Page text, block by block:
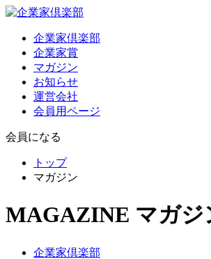
企業家倶楽部
企業家賞
マガジン
お知らせ
運営会社
会員用ページ
会員になる
トップ
マガジン
MAGAZINE マガジ
企業家倶楽部